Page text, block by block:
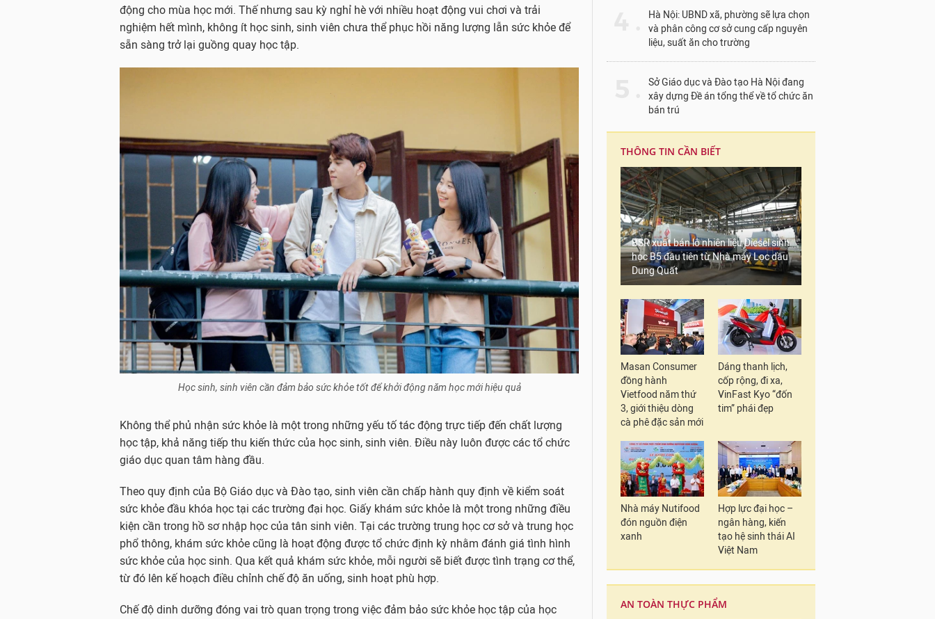
động cho mùa học mới. Thế nhưng sau kỳ nghỉ hè với nhiều hoạt động vui chơi và trải
nghiệm hết mình, không ít học sinh, sinh viên chưa thể phục hồi năng lượng lẫn sức khỏe để
sẵn sàng trở lại guồng quay học tập.
Học sinh, sinh viên cần đảm bảo sức khỏe tốt để khởi động năm học mới hiệu quả
Không thể phủ nhận sức khỏe là một trong những yếu tố tác động trực tiếp đến chất lượng
học tập, khả năng tiếp thu kiến thức của học sinh, sinh viên. Điều này luôn được các tổ chức
giáo dục quan tâm hàng đầu.
Theo quy định của Bộ Giáo dục và Đào tạo, sinh viên cần chấp hành quy định về kiểm soát
sức khỏe đầu khóa học tại các trường đại học. Giấy khám sức khỏe là một trong những điều
kiện cần trong hồ sơ nhập học của tân sinh viên. Tại các trường trung học cơ sở và trung học
phổ thông, khám sức khỏe cũng là hoạt động được tổ chức định kỳ nhằm đánh giá tình hình
sức khỏe của học sinh. Qua kết quả khám sức khỏe, mỗi người sẽ biết được tình trạng cơ thể,
từ đó lên kế hoạch điều chỉnh chế độ ăn uống, sinh hoạt phù hợp.
Chế độ dinh dưỡng đóng vai trò quan trọng trong việc đảm bảo sức khỏe học tập của học
Hà Nội: UBND xã, phường sẽ lựa chọn
và phân công cơ sở cung cấp nguyên
liệu, suất ăn cho trường
Sở Giáo dục và Đào tạo Hà Nội đang
xây dựng Đề án tổng thể về tổ chức ăn
bán trú
THÔNG TIN CẦN BIẾT
BSR xuất bán lô nhiên liệu Diesel sinh
học B5 đầu tiên từ Nhà máy Lọc dầu
Dung Quất
Masan Consumer
đồng hành
Vietfood năm thứ
3, giới thiệu dòng
cà phê đặc sản mới
Dáng thanh lịch,
cốp rộng, đi xa,
VinFast Kyo “đốn
tim” phái đẹp
Nhà máy Nutifood
đón nguồn điện
xanh
Hợp lực đại học –
ngân hàng, kiến
tạo hệ sinh thái AI
Việt Nam
AN TOÀN THỰC PHẨM